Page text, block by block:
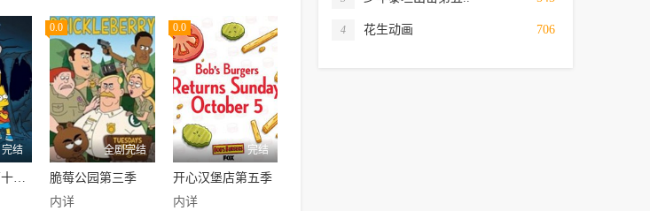
完结
0.0
全剧完结
脆莓公园第三季
内详
0.0
完结
开心汉堡店第五季
内详
4 花生动画 706